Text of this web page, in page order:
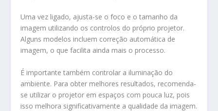
Uma vez ligado, ajusta-se o foco e o tamanho da
imagem utilizando os controlos do próprio projetor.
Alguns modelos incluem correção automática de
imagem, o que facilita ainda mais o processo.
É importante também controlar a iluminação do
ambiente. Para obter melhores resultados, recomenda-
se utilizar o projetor em espaços com pouca luz, pois
isso melhora significativamente a qualidade da imagem.